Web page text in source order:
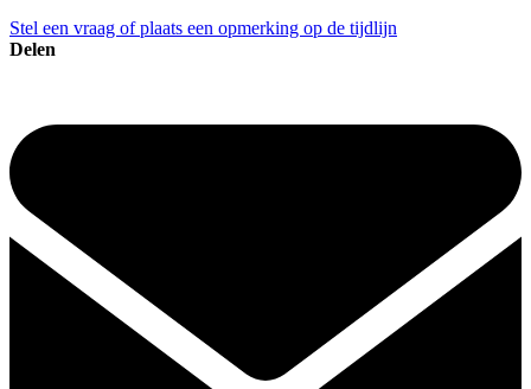
Stel een vraag of plaats een opmerking op de tijdlijn
Delen